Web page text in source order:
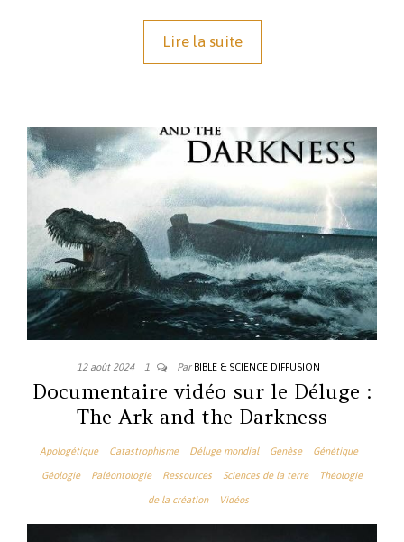
Lire la suite
12 août 2024 1 Par BIBLE & SCIENCE DIFFUSION
Documentaire vidéo sur le Déluge :
The Ark and the Darkness
Apologétique Catastrophisme Déluge mondial Genèse Génétique
Géologie Paléontologie Ressources Sciences de la terre Théologie
de la création Vidéos